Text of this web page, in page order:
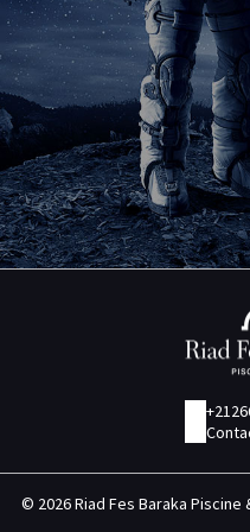
© 2026 Riad Fes Baraka Piscine